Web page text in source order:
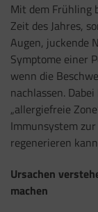
Mit dem Frühling
Zeit des Jahres,
Augen, juckende
Symptome einer
wenn die
nachlassen.
„allergiefreie
Immunsystem
regenerieren
Ursachen
machen